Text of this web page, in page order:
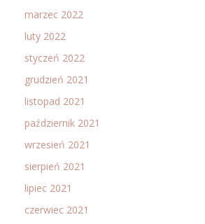
marzec 2022
luty 2022
styczeń 2022
grudzień 2021
listopad 2021
październik 2021
wrzesień 2021
sierpień 2021
lipiec 2021
czerwiec 2021